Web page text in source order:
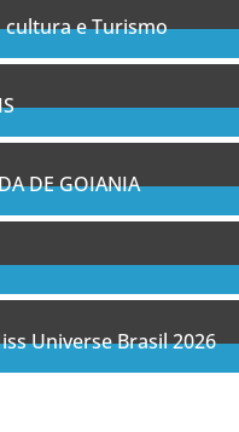
e Turismo
7Posts
11Posts
DE GOIANIA
14Posts
5Posts
Universe Brasil 2026